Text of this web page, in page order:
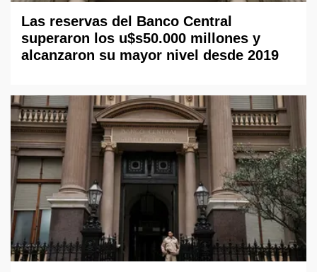
Las reservas del Banco Central
superaron los u$s50.000 millones y
alcanzaron su mayor nivel desde 2019